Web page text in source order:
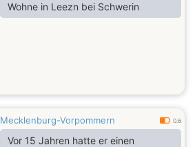
Wohne in Leezn bei Schwerin
Mecklenburg-Vorpommern 0.6
Vor 15 Jahren hatte er einen